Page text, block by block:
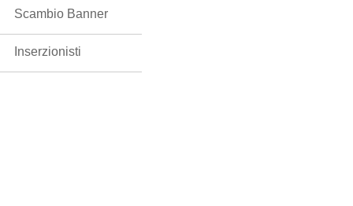
Scambio Banner
Inserzionisti